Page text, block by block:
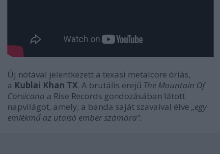
Új nótával jelentkezett a texasi metalcore óriás,
a Kublai Khan TX. A brutális erejű The Mountain Of
Corsicana a Rise Records gondozásában látott
napvilágot, amely, a banda saját szavaival élve „egy
emlékmű az utolsó ember számára”.